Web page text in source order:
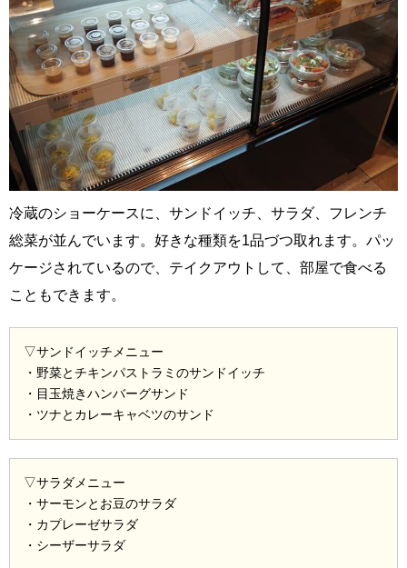
冷蔵のショーケースに、サンドイッチ、サラダ、フレンチ
総菜が並んでいます。好きな種類を1品づつ取れます。パッ
ケージされているので、テイクアウトして、部屋で食べる
こともできます。
▽サンドイッチメニュー
・野菜とチキンパストラミのサンドイッチ
・目玉焼きハンバーグサンド
・ツナとカレーキャベツのサンド
▽サラダメニュー
・サーモンとお豆のサラダ
・カプレーゼサラダ
・シーザーサラダ